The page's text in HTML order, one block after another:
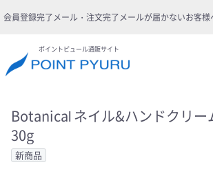
会員登録完了メール・注文完了メールが届かないお客様
ポイントピュール通販サイト
Botanical ネイル&ハンドクリー
30g
新商品